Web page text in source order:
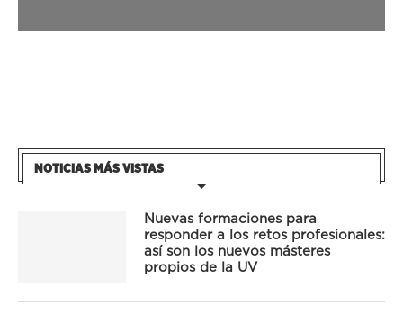
NOTICIAS MÁS VISTAS
Nuevas formaciones para
responder a los retos profesionales:
así son los nuevos másteres
propios de la UV